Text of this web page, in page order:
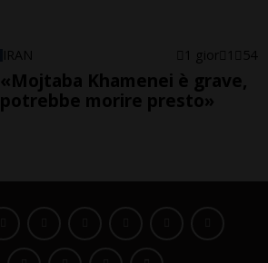
IRAN 1 gior 1 54
«Mojtaba Khamenei è grave,
potrebbe morire presto»